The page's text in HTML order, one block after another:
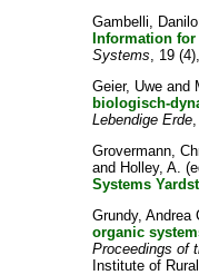
Gambelli, Danilo
Information
Systems, 19
Geier, Uwe and
biologisch-
Lebendige Erde
Grovermann,
and Holley, A.
Systems
Grundy, Andrea
organic
Proceedings of
Institute of